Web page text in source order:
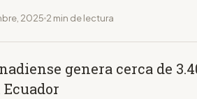
2025 2 min de lectura
genera cerca de